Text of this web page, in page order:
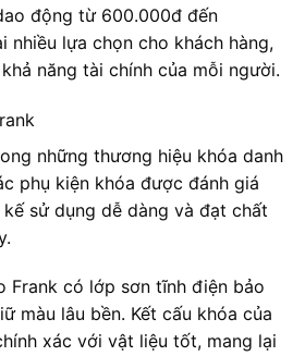
động từ 600.000đ đến
nhiều lựa chọn cho khách hàng,
năng tài chính của mỗi người.
những thương hiệu khóa danh
phụ kiện khóa được đánh giá
sử dụng dễ dàng và đạt chất
Frank có lớp sơn tĩnh điện bảo
màu lâu bền. Kết cấu khóa của
xác với vật liệu tốt, mang lại